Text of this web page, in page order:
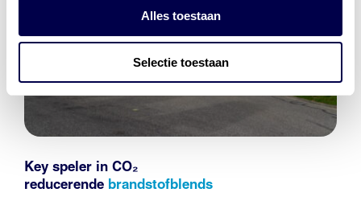
Alles toestaan
Selectie toestaan
Key speler in CO₂
reducerende brandstofblends